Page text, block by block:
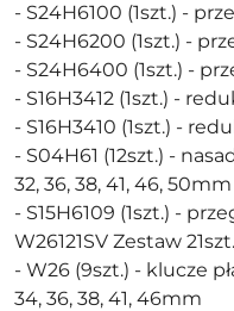
- S24H6100 (1szt.) -
- S24H6200 (1szt.) -
- S24H6400 (1szt.) -
- S16H3412 (1szt.) -
- S16H3410 (1szt.) -
- S04H61 (12szt.) -
32, 36, 38, 41, 46, 50mm
- S15H6109 (1szt.) -
W26121SV Zestaw
- W26 (9szt.) - klucze
34, 36, 38, 41, 46mm